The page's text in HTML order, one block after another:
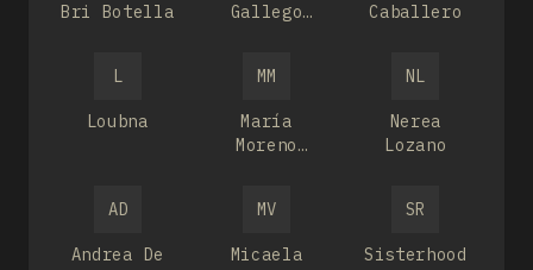
Bri Botella
Gallego
Caballero
L
Loubna
MM
María
Moreno
NL
Nerea
Lozano
AD
Andrea De
MV
Micaela
SR
Sisterhood